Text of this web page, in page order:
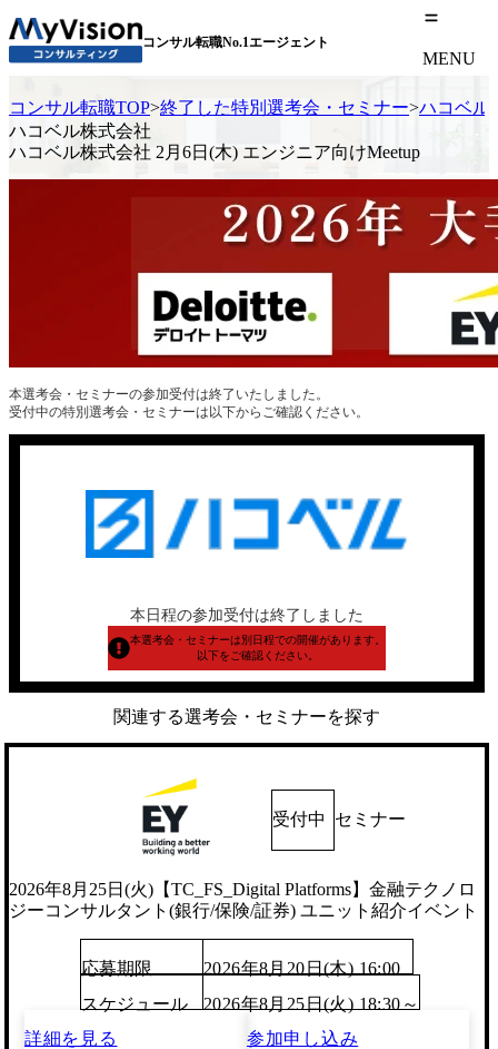
コンサル転職No.1エージェント
MENU
コンサル転職TOP>終了した特別選考会・セミナー>ハコベル
ハコベル株式会社
ハコベル株式会社 2月6日(木) エンジニア向けMeetup
本選考会・セミナーの参加受付は終了いたしました。
受付中の特別選考会・セミナーは以下からご確認ください。
本日程の参加受付は終了しました
本選考会・セミナーは別日程での開催があります。
以下をご確認ください。
関連する選考会・セミナーを探す
受付中 セミナー
2026年8月25日(火)【TC_FS_Digital Platforms】金融テクノロ
ジーコンサルタント(銀行/保険/証券) ユニット紹介イベント
応募期限
2026年8月20日(木) 16:00
スケジュール
2026年8月25日(火) 18:30～
詳細を見る
参加申し込み